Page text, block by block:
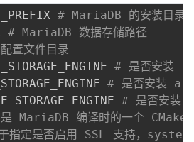
# MariaDB 的安装目录
# MariaDB 数据存储路径
置文件目录
# 是否安装
# 是否安装
# 是否安装
MariaDB 编译时的一个 CMake
指定是否启用 SSL 支持，system